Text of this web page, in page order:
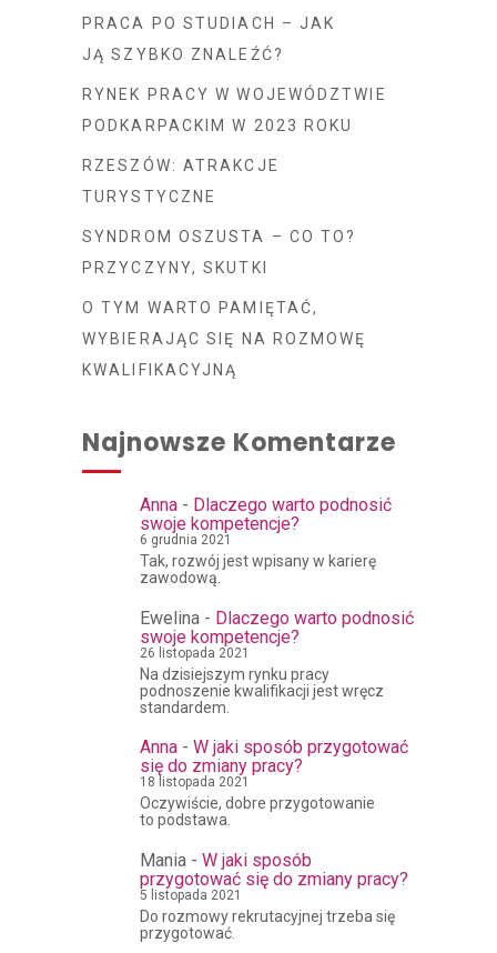
PRACA PO STUDIACH – JAK
JĄ SZYBKO ZNALEŹĆ?
RYNEK PRACY W WOJEWÓDZTWIE
PODKARPACKIM W 2023 ROKU
RZESZÓW: ATRAKCJE
TURYSTYCZNE
SYNDROM OSZUSTA – CO TO?
PRZYCZYNY, SKUTKI
O TYM WARTO PAMIĘTAĆ,
WYBIERAJĄC SIĘ NA ROZMOWĘ
KWALIFIKACYJNĄ
Najnowsze Komentarze
Anna - Dlaczego warto podnosić
swoje kompetencje?
6 grudnia 2021
Tak, rozwój jest wpisany w karierę
zawodową.
Ewelina - Dlaczego warto podnosić
swoje kompetencje?
26 listopada 2021
Na dzisiejszym rynku pracy
podnoszenie kwalifikacji jest wręcz
standardem.
Anna - W jaki sposób przygotować
się do zmiany pracy?
18 listopada 2021
Oczywiście, dobre przygotowanie
to podstawa.
Mania - W jaki sposób
przygotować się do zmiany pracy?
5 listopada 2021
Do rozmowy rekrutacyjnej trzeba się
przygotować.